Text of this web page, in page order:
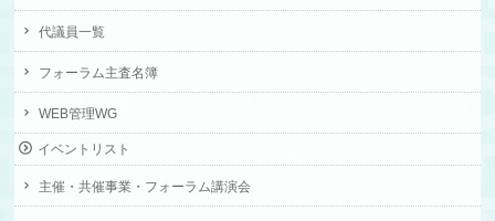
代議員一覧
フォーラム主査名簿
WEB管理WG
イベントリスト
主催・共催事業・フォーラム講演会